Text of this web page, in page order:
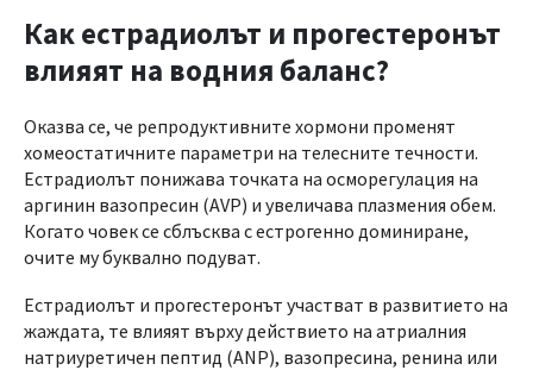
Как естрадиолът и прогестеронът
влияят на водния баланс?
Оказва се, че репродуктивните хормони променят
хомеостатичните параметри на телесните течности.
Естрадиолът понижава точката на осморегулация на
аргинин вазопресин (AVP) и увеличава плазмения обем.
Когато човек се сблъсква с естрогенно доминиране,
очите му буквално подуват.
Естрадиолът и прогестеронът участват в развитието на
жаждата, те влияят върху действието на атриалния
натриуретичен пептид (ANP), вазопресина, ренина или